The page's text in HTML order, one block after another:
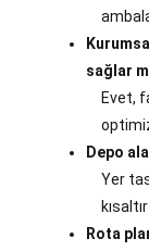
sağlar
Evet,
Depo
Yer
Rota